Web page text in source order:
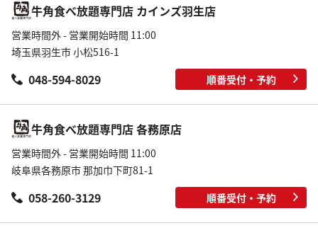
牛角食べ放題専門店 カインズ羽生店
営業時間外 - 営業開始時間 11:00
埼玉県羽生市 小松516-1
048-594-8029 順番受付・予約
牛角食べ放題専門店 各務原店
営業時間外 - 営業開始時間 11:00
岐阜県各務原市 那加巾下町81-1
058-260-3129 順番受付・予約